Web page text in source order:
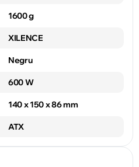
1600 g
XILENCE
Negru
600 W
140 x 150 x 86 mm
ATX